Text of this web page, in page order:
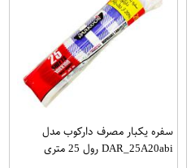
سفره یکبار مصرف دارکوب مدل
DAR_25A20abi رول 25 متری